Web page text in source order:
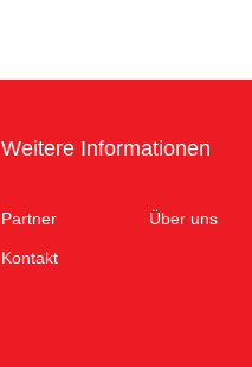
Weitere Informationen
Partner Über uns
Kontakt